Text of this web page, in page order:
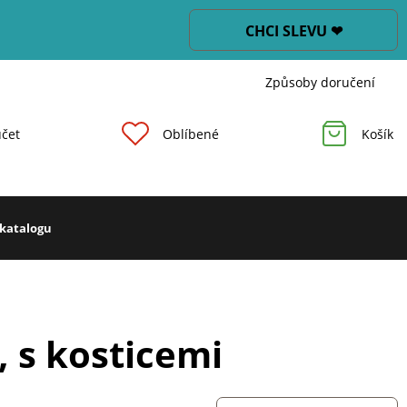
CHCI SLEVU ❤
Způsoby doručení
Oblíbené Košík
s kosticemi